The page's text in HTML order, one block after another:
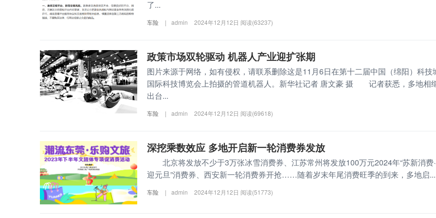
了...
车险 | admin 2024年12月12日 阅读(63237)
政策市场双轮驱动 机器人产业迎扩张期
图片来源于网络，如有侵权，请联系删除这是11月6日在第十二届中国（绵阳）科技
国际科技博览会上拍摄的管道机器人。新华社记者 唐文豪 摄 记者获悉，多地相
出台...
车险 | admin 2024年12月12日 阅读(69618)
深挖乘数效应 多地开启新一轮消费券发放
北京将发放不少于3万张冰雪消费券、江苏常州将发放100万元2024年“苏新消费
迎元旦”消费券、西安新一轮消费券开抢……随着岁末年尾消费旺季的到来，多地启...
车险 | admin 2024年12月12日 阅读(51773)